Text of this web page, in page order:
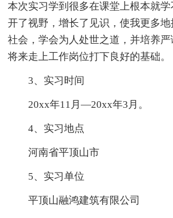
本次实习学到很多在课堂上根本就
开了视野，增长了见识，使我更多
社会，学会为人处世之道，并培养
将来走上工作岗位打下良好的基础。
3、实习时间
20xx年11月—20xx年3月。
4、实习地点
河南省平顶山市
5、实习单位
平顶山融鸿建筑有限公司